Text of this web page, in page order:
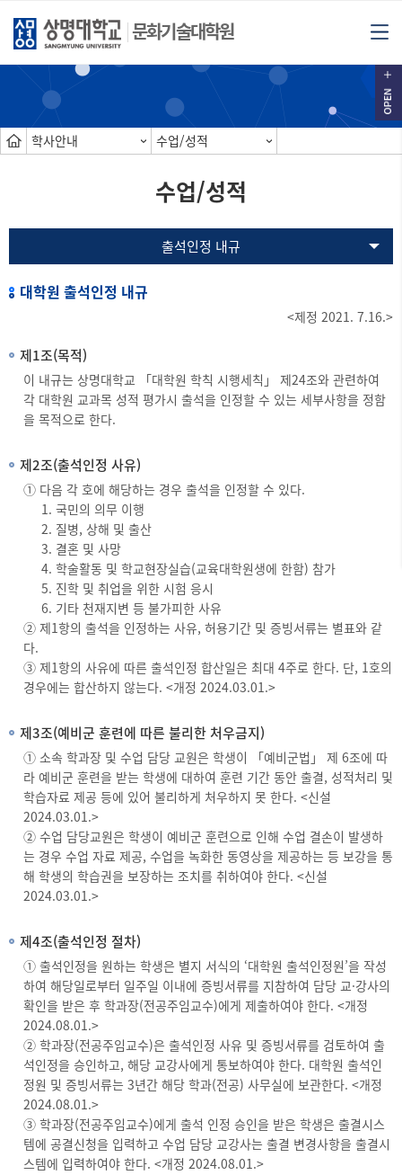
문화기술대학원
학사안내 수업/성적
수업/성적
출석인정 내규
대학원 출석인정 내규
<제정 2021. 7.16.>
제1조(목적)
이 내규는 상명대학교 「대학원 학칙 시행세칙」 제24조와 관련하여
각 대학원 교과목 성적 평가시 출석을 인정할 수 있는 세부사항을 정함
을 목적으로 한다.
제2조(출석인정 사유)
① 다음 각 호에 해당하는 경우 출석을 인정할 수 있다.
국민의 의무 이행
질병, 상해 및 출산
결혼 및 사망
학술활동 및 학교현장실습(교육대학원생에 한함) 참가
진학 및 취업을 위한 시험 응시
기타 천재지변 등 불가피한 사유
② 제1항의 출석을 인정하는 사유, 허용기간 및 증빙서류는 별표와 같
다.
③ 제1항의 사유에 따른 출석인정 합산일은 최대 4주로 한다. 단, 1호의
경우에는 합산하지 않는다. <개정 2024.03.01.>
제3조(예비군 훈련에 따른 불리한 처우금지)
① 소속 학과장 및 수업 담당 교원은 학생이 「예비군법」 제 6조에 따
라 예비군 훈련을 받는 학생에 대하여 훈련 기간 동안 출결, 성적처리 및
학습자료 제공 등에 있어 불리하게 처우하지 못 한다. <신설
2024.03.01.>
② 수업 담당교원은 학생이 예비군 훈련으로 인해 수업 결손이 발생하
는 경우 수업 자료 제공, 수업을 녹화한 동영상을 제공하는 등 보강을 통
해 학생의 학습권을 보장하는 조치를 취하여야 한다. <신설
2024.03.01.>
제4조(출석인정 절차)
① 출석인정을 원하는 학생은 별지 서식의 ‘대학원 출석인정원’을 작성
하여 해당일로부터 일주일 이내에 증빙서류를 지참하여 담당 교·강사의
확인을 받은 후 학과장(전공주임교수)에게 제출하여야 한다. <개정
2024.08.01.>
② 학과장(전공주임교수)은 출석인정 사유 및 증빙서류를 검토하여 출
석인정을 승인하고, 해당 교강사에게 통보하여야 한다. 대학원 출석인
정원 및 증빙서류는 3년간 해당 학과(전공) 사무실에 보관한다. <개정
2024.08.01.>
③ 학과장(전공주임교수)에게 출석 인정 승인을 받은 학생은 출결시스
템에 공결신청을 입력하고 수업 담당 교강사는 출결 변경사항을 출결시
스템에 입력하여야 한다. <개정 2024.08.01.>